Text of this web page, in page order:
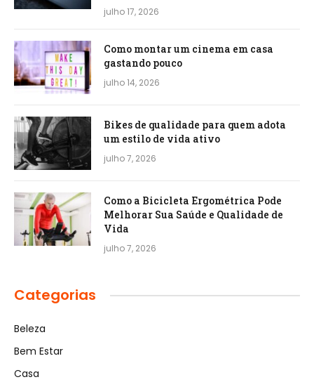
julho 17, 2026
Como montar um cinema em casa
gastando pouco
julho 14, 2026
Bikes de qualidade para quem adota
um estilo de vida ativo
julho 7, 2026
Como a Bicicleta Ergométrica Pode
Melhorar Sua Saúde e Qualidade de
Vida
julho 7, 2026
Categorias
Beleza
Bem Estar
Casa